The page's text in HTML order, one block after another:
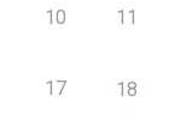
10 11
17 18